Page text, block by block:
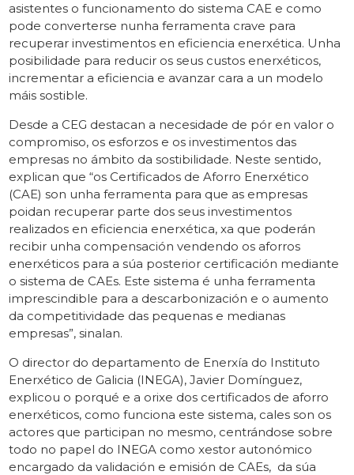
asistentes o funcionamento do sistema CAE e como
pode converterse nunha ferramenta crave para
recuperar investimentos en eficiencia enerxética. Unha
posibilidade para reducir os seus custos enerxéticos,
incrementar a eficiencia e avanzar cara a un modelo
máis sostible.
Desde a CEG destacan a necesidade de pór en valor o
compromiso, os esforzos e os investimentos das
empresas no ámbito da sostibilidade. Neste sentido,
explican que “os Certificados de Aforro Enerxético
(CAE) son unha ferramenta para que as empresas
poidan recuperar parte dos seus investimentos
realizados en eficiencia enerxética, xa que poderán
recibir unha compensación vendendo os aforros
enerxéticos para a súa posterior certificación mediante
o sistema de CAEs. Este sistema é unha ferramenta
imprescindible para a descarbonización e o aumento
da competitividade das pequenas e medianas
empresas”, sinalan.
O director do departamento de Enerxía do Instituto
Enerxético de Galicia (INEGA), Javier Domínguez,
explicou o porqué e a orixe dos certificados de aforro
enerxéticos, como funciona este sistema, cales son os
actores que participan no mesmo, centrándose sobre
todo no papel do INEGA como xestor autonómico
encargado da validación e emisión de CAEs, da súa